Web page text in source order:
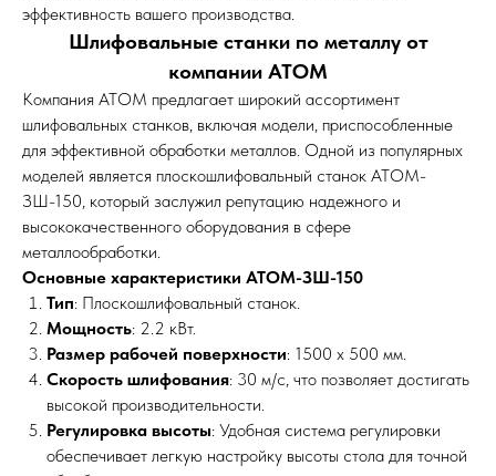
эффективность вашего производства.
Шлифовальные станки по металлу от
компании АТОМ
Компания АТОМ предлагает широкий ассортимент
шлифовальных станков, включая модели, приспособленные
для эффективной обработки металлов. Одной из популярных
моделей является плоскошлифовальный станок АТОМ-
ЗШ-150, который заслужил репутацию надежного и
высококачественного оборудования в сфере
металлообработки.
Основные характеристики АТОМ-ЗШ-150
Тип: Плоскошлифовальный станок.
Мощность: 2.2 кВт.
Размер рабочей поверхности: 1500 x 500 мм.
Скорость шлифования: 30 м/с, что позволяет достигать
высокой производительности.
Регулировка высоты: Удобная система регулировки
обеспечивает легкую настройку высоты стола для точной